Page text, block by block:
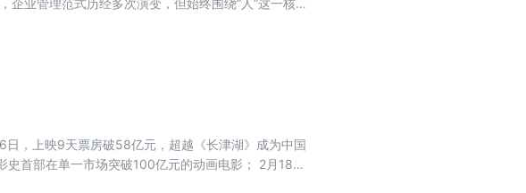
进行人机协同管理？ AI时代，企业当积极拥抱变化，
，上映9天票房破58亿元，超越《长津湖》成为中国
首部在单一市场突破100亿元的动画电影； 2月18